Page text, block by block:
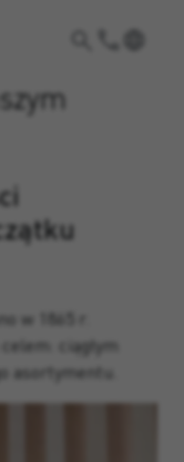
w 1865 r.
ciągłym
asortymentu.